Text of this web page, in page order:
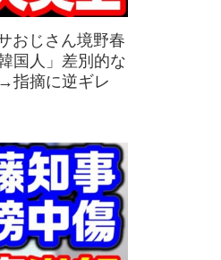
おじさん境野春
国人」差別的な
指摘に逆ギレ